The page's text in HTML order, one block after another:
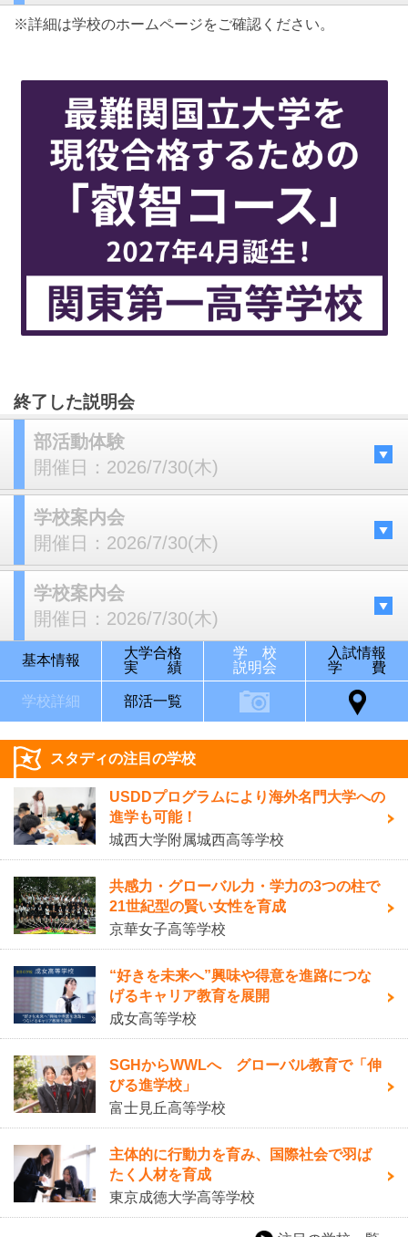
※詳細は学校のホームページをご確認ください。
終了した説明会
部活動体験
開催日： 2026/7/30(木)
学校案内会
開催日： 2026/7/30(木)
学校案内会
開催日： 2026/7/30(木)
基本情報
大学合格
実 績
学 校
説明会
入試情報
学 費
学校詳細 部活一覧
スタディの注目の学校
USDDプログラムにより海外名門大学への
進学も可能！
城西大学附属城西高等学校
共感力・グローバル力・学力の3つの柱で
21世紀型の賢い女性を育成
京華女子高等学校
“好きを未来へ”興味や得意を進路につな
げるキャリア教育を展開
成女高等学校
SGHからWWLへ グローバル教育で「伸
びる進学校」
富士見丘高等学校
主体的に行動力を育み、国際社会で羽ば
たく人材を育成
東京成徳大学高等学校